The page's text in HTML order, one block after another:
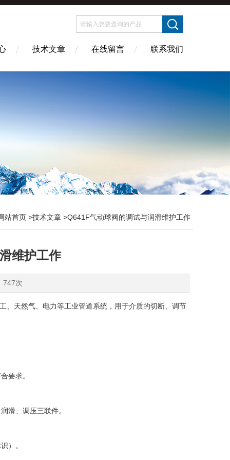
技术文章 在线留言 联系我们
站首页 >技术文章 >Q641F气动球阀的调试与润滑维护工作
维护工作
747次
天然气、电力等工业管道系统，用于介质的切断、调节
要求。
滑、调压三联件。
）。